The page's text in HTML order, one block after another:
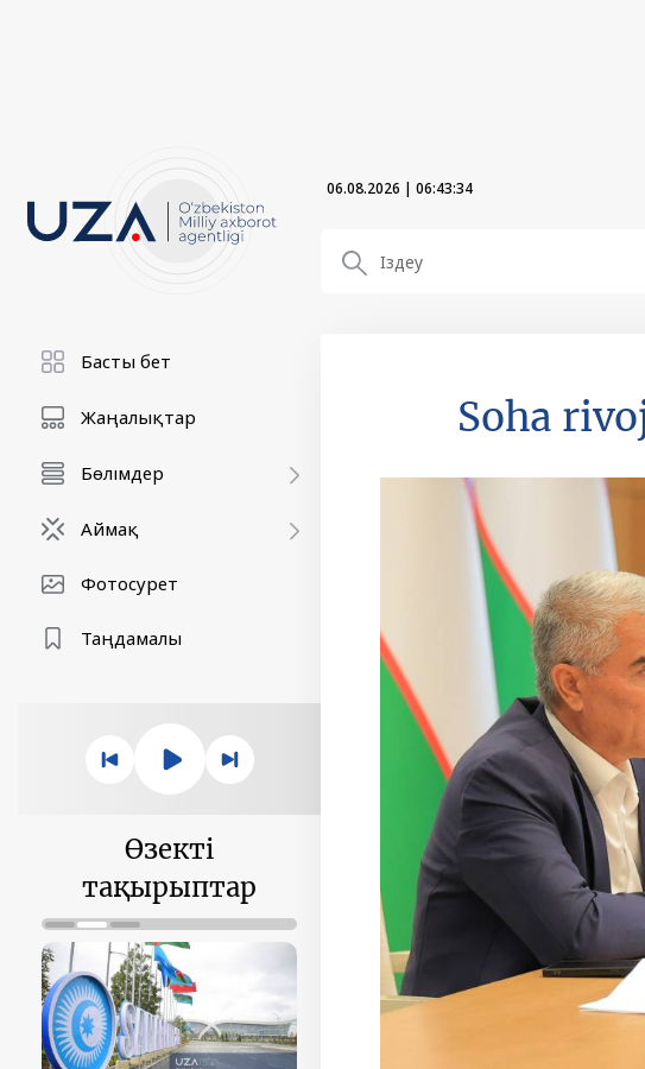
06.08.2026 | 06:43:36
Басты бет
Жаңалықтар
Бөлімдер
Аймақ
Фотосурет
Таңдамалы
Өзекті
тақырыптар
Soha